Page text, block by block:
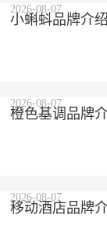
小蝌蚪品牌介
2026-08-07
橙色基调品牌
2026-08-07
移动酒店品牌
2026-08-07